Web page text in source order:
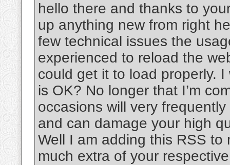
hello there and thanks to
up anything new from right
few technical issues the
experienced to reload the
could get it to load properly.
is OK? No longer that I’m
occasions will very
and can damage your high
Well I am adding this RSS
much extra of your